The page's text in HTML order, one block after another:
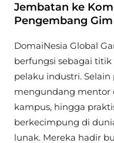
Jembatan ke
Pengembang Gim
DomaiNesia Global
berfungsi sebagai
pelaku industri. Selain
mengundang mentor
kampus, hingga
berkecimpung di
lunak. Mereka hadir